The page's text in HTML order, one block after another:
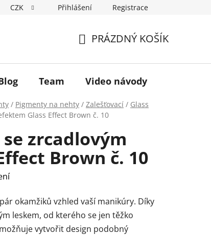
obchodu Podmínky ochrany osobních údajů
CZK Přihlášení Registrace
KOŠÍK
PRÁZDNÝ KOŠÍK
Team Video návody
/ Pigmenty na nehty / Zalešťovací / Glass
Glass Effect Brown č. 10
zrcadlovým
Brown č. 10
okamžiků vzhled vaší manikúry. Díky
leskem, od kterého se jen těžko
vytvořit design podobný